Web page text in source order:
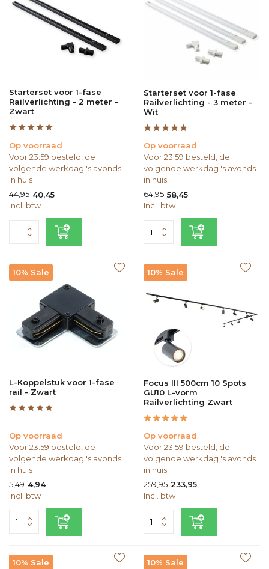
Starterset voor 1-fase
Railverlichting - 2 meter -
Zwart
Op voorraad
Voor 23:59 besteld, de
volgende werkdag 's avonds
in huis
44,95 40,45
Incl. btw
Starterset voor 1-fase
Railverlichting - 3 meter -
Wit
Op voorraad
Voor 23:59 besteld, de
volgende werkdag 's avonds
in huis
64,95 58,45
Incl. btw
10% Sale
L-Koppelstuk voor 1-fase
rail - Zwart
Op voorraad
Voor 23:59 besteld, de
volgende werkdag 's avonds
in huis
5,49 4,94
Incl. btw
10% Sale
Focus III 500cm 10 Spots
GU10 L-vorm
Railverlichting Zwart
Op voorraad
Voor 23:59 besteld, de
volgende werkdag 's avonds
in huis
259,95 233,95
Incl. btw
10% Sale 10% Sale